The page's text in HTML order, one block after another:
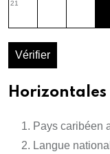
21
Vérifier
Horizontales
Pays caribéen
Langue